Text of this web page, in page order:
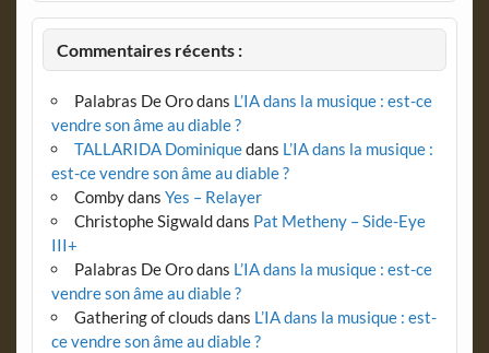
Commentaires récents :
Palabras De Orodans L’IA dans la musique : est-ce
vendre son âme au diable ?
TALLARIDA Dominiquedans L’IA dans la musique :
est-ce vendre son âme au diable ?
Combydans Yes – Relayer
Christophe Sigwalddans Pat Metheny – Side-Eye
III+
Palabras De Orodans L’IA dans la musique : est-ce
vendre son âme au diable ?
Gathering of clouds dans L’IA dans la musique : est-
ce vendre son âme au diable ?